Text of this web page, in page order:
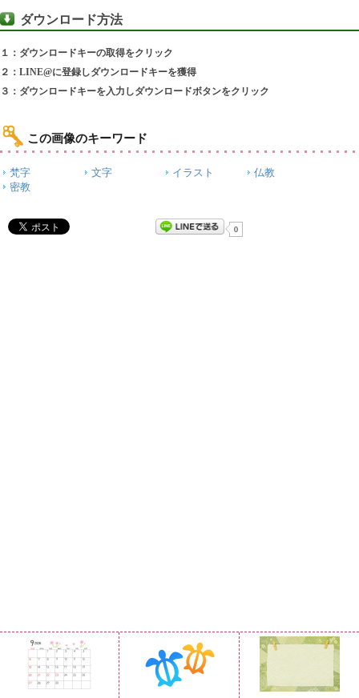
ダウンロード方法
１：ダウンロードキーの取得をクリック
２：LINE@に登録しダウンロードキーを獲得
３：ダウンロードキーを入力しダウンロードボタンをクリック
この画像のキーワード
梵字 文字 イラスト
仏教
密教
0